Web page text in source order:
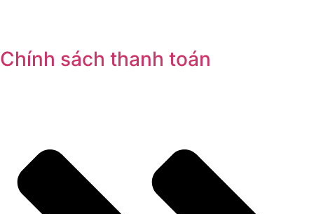
Chính sách thanh toán